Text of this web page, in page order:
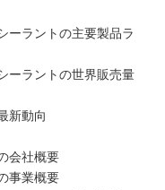
ーラントの主要製品ラ
ーラントの世界販売量
新動向
会社概要
事業概要